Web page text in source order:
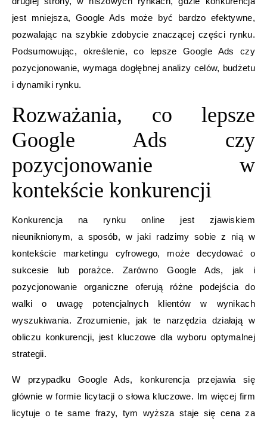
jest mniejsza, Google Ads może być bardzo efektywne,
pozwalając na szybkie zdobycie znaczącej części rynku.
Podsumowując, określenie, co lepsze Google Ads czy
pozycjonowanie, wymaga dogłębnej analizy celów, budżetu
i dynamiki rynku.
Rozważania, co lepsze
Google Ads czy
pozycjonowanie w
kontekście konkurencji
Konkurencja na rynku online jest zjawiskiem
nieuniknionym, a sposób, w jaki radzimy sobie z nią w
kontekście marketingu cyfrowego, może decydować o
sukcesie lub porażce. Zarówno Google Ads, jak i
pozycjonowanie organiczne oferują różne podejścia do
walki o uwagę potencjalnych klientów w wynikach
wyszukiwania. Zrozumienie, jak te narzędzia działają w
obliczu konkurencji, jest kluczowe dla wyboru optymalnej
strategii.
W przypadku Google Ads, konkurencja przejawia się
głównie w formie licytacji o słowa kluczowe. Im więcej firm
licytuje o te same frazy, tym wyższa staje się cena za